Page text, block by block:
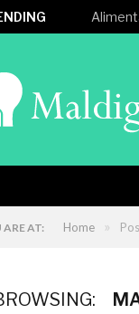
ARE AT: Home »